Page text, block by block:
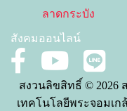
ลาดกระบัง
สังคมออนไลน์
สงวนลิขสิทธิ์ © 2026
เทคโนโลยีพระจอมเ